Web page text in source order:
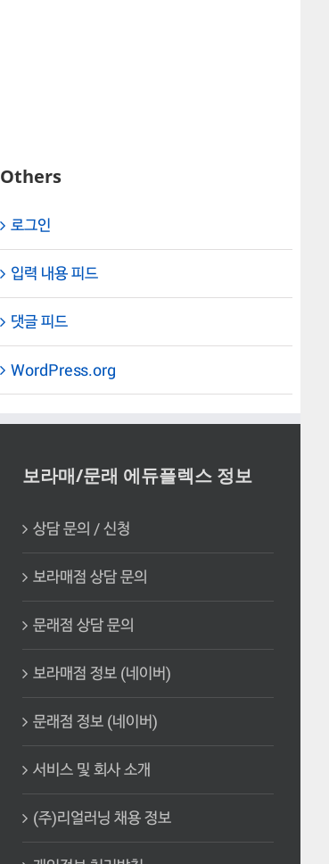
Others
로그인
입력 내용 피드
댓글 피드
WordPress.org
보라매/문래 에듀플렉스 정보
상담 문의 / 신청
보라매점 상담 문의
문래점 상담 문의
보라매점 정보 (네이버)
문래점 정보 (네이버)
서비스 및 회사 소개
(주)리얼러닝 채용 정보